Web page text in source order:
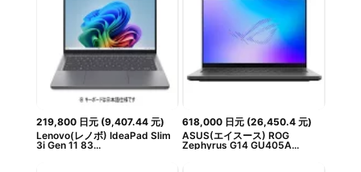
219,800 日元(9,407.44 元)
Lenovo(レノボ) IdeaPad Slim
3i Gen 11 83...
618,000 日元 (26,450.4 元)
ASUS(エイスース) ROG
Zephyrus G14 GU405A...